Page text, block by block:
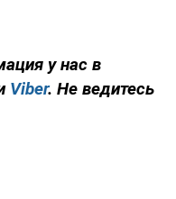
у нас в
Viber. Не ведитесь